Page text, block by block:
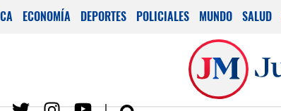
ECONOMÍA DEPORTES POLICIALES MUNDO SALUD